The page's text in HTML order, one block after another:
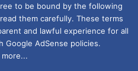
to be bound by the following
them carefully. These terms
and lawful experience for all
Google AdSense policies.
more...